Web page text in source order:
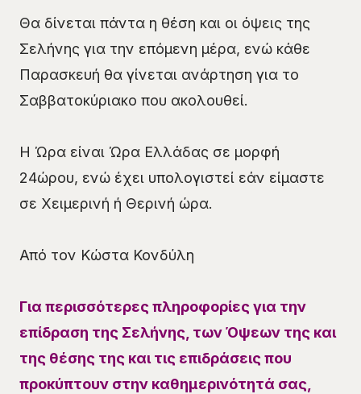
Θα δίνεται πάντα η θέση και οι όψεις της
Σελήνης για την επόμενη μέρα, ενώ κάθε
Παρασκευή θα γίνεται ανάρτηση για το
Σαββατοκύριακο που ακολουθεί.
Η Ώρα είναι Ώρα Ελλάδας σε μορφή
24ώρου, ενώ έχει υπολογιστεί εάν είμαστε
σε Χειμερινή ή Θερινή ώρα.
Από τον Κώστα Κονδύλη
Για περισσότερες πληροφορίες για την
επίδραση της Σελήνης, των Όψεων της και
της θέσης της και τις επιδράσεις που
προκύπτουν στην καθημερινότητά σας,